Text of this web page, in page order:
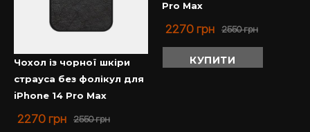
Чохол із чорної шкіри
страуса без фолікул для
iPhone 14 Pro Max
2550грн
2270 грн
Pro Max
2550грн
2270 грн
КУПИТИ